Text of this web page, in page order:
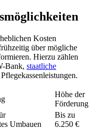
Kosten
über mögliche
Hierzu zählen
Bank, staatliche
Höhe der
Förderung
Umbauen
Bis zu
6.250 €